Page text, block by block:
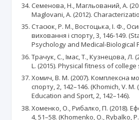
Семенова, Н., Магльований, А.
Maglovani, A. (2012).
Стасюк, Р. М., Востоцька, І. Ф.,
виховання і спорту, 3, 146-149.
Psychology and Medical-Biological
Трачук, С., Імас, Т., Кузнецова, Л.
L. (2015). Physical fitness of
Хомич, В. М. (2007). Комплексна
спорту, 2, 142–146. (Khomich, V.
Education and Sport, 2, 142–146).
Хоменко, О., Рибалко, П. (2018).
4, 51–58. (Khomenko, O.,